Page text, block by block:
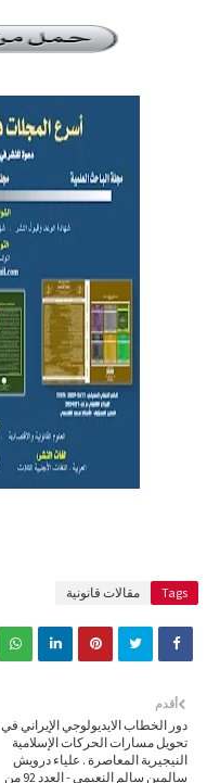
Tags مقالات قانونية
أقدم
دور الخطاب الايديولوجي الإيراني في
تحويل مسارات الحركات الإسلامية
النيجيرية المعاصرة . علياء درويش
سالمين سالم النعيمي - العدد 92 من